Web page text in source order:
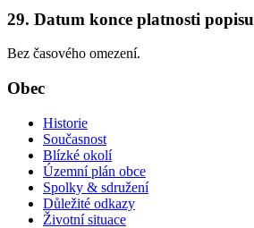
29. Datum konce platnosti popisu
Bez časového omezení.
Obec
Historie
Současnost
Blízké okolí
Územní plán obce
Spolky & sdružení
Důležité odkazy
Životní situace